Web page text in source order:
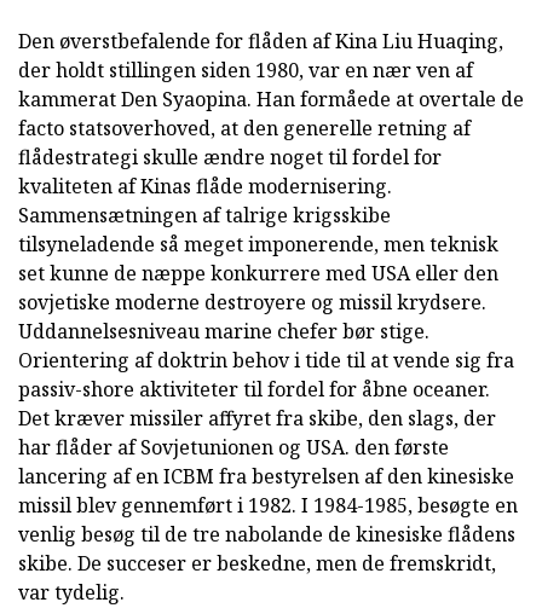
Den øverstbefalende for flåden af Kina Liu Huaqing,
der holdt stillingen siden 1980, var en nær ven af
kammerat Den Syaopina. Han formåede at overtale de
facto statsoverhoved, at den generelle retning af
flådestrategi skulle ændre noget til fordel for
kvaliteten af Kinas flåde modernisering.
Sammensætningen af talrige krigsskibe
tilsyneladende så meget imponerende, men teknisk
set kunne de næppe konkurrere med USA eller den
sovjetiske moderne destroyere og missil krydsere.
Uddannelsesniveau marine chefer bør stige.
Orientering af doktrin behov i tide til at vende sig fra
passiv-shore aktiviteter til fordel for åbne oceaner.
Det kræver missiler affyret fra skibe, den slags, der
har flåder af Sovjetunionen og USA. den første
lancering af en ICBM fra bestyrelsen af den kinesiske
missil blev gennemført i 1982. I 1984-1985, besøgte en
venlig besøg til de tre nabolande de kinesiske flådens
skibe. De succeser er beskedne, men de fremskridt,
var tydelig.